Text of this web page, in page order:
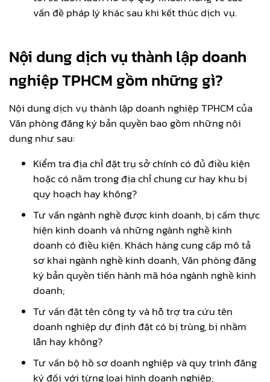
vấn đề pháp lý khác sau khi kết thúc dịch vụ.
Nội dung dịch vụ thành lập doanh
nghiệp TPHCM gồm những gì?
Nội dung dịch vụ thành lập doanh nghiệp TPHCM của
Văn phòng đăng ký bản quyền bao gồm những nội
dung như sau:
Kiểm tra địa chỉ đặt trụ sở chính có đủ điều kiện
hoặc có nằm trong địa chỉ chung cư hay khu bị
quy hoạch hay không?
Tư vấn ngành nghề được kinh doanh, bị cấm thực
hiện kinh doanh và những ngành nghề kinh
doanh có điều kiện. Khách hàng cung cấp mô tả
sơ khai ngành nghề kinh doanh, Văn phòng đăng
ký bản quyền tiến hành mã hóa ngành nghề kinh
doanh;
Tư vấn đặt tên công ty và hỗ trợ tra cứu tên
doanh nghiệp dự định đặt có bị trùng, bị nhầm
lẫn hay không?
Tư vấn bộ hồ sơ doanh nghiệp và quy trình đăng
ký đối với từng loại hình doanh nghiệp;